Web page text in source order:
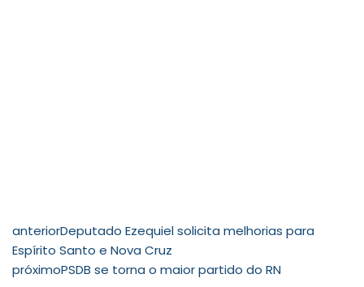
anteriorDeputado Ezequiel solicita melhorias para
Espírito Santo e Nova Cruz
próximoPSDB se torna o maior partido do RN